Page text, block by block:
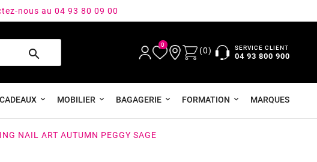
nous au 04 93 80 09 00

0
(0) SERVICE CLIENT
04 93 800 900
MOBILIER BAGAGERIE FORMATION MARQUES
NAIL ART AUTUMN PEGGY SAGE